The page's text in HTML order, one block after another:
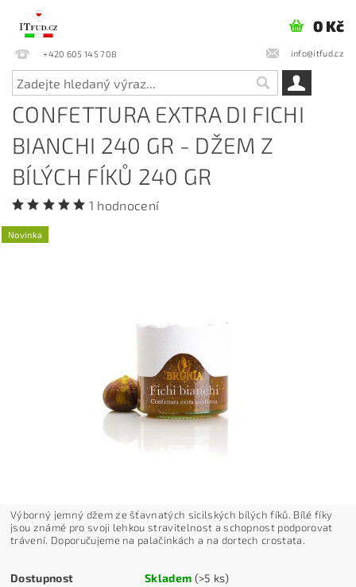
+420 605 145 708 info@itfud.cz
0 Kč
CONFETTURA EXTRA DI FICHI
BIANCHI 240 GR - DŽEM Z
BÍLÝCH FÍKŮ 240 GR
1 hodnocení
Novinka
Výborný jemný džem ze šťavnatých sicilských bílých fíků. Bílé fíky
jsou známé pro svoji lehkou stravitelnost a schopnost podporovat
trávení. Doporučujeme na palačinkách a na dortech crostata.
Dostupnost Skladem (>5 ks)